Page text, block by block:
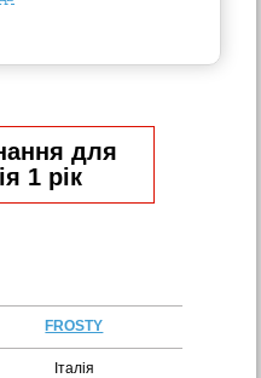
для
1 рік
FROSTY
Італія